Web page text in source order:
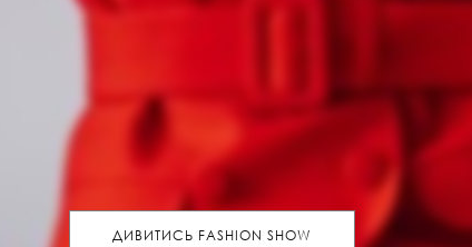
ДИВИТИСЬ FASHION SHOW